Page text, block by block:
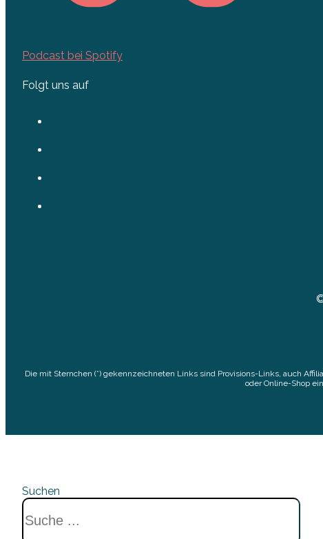
Podcast bei Spotify
Folgt uns auf
Die mit Sternchen (*) gekennzeichneten Links sind Provisions-Links, auch
oder Online-Shop
Suchen